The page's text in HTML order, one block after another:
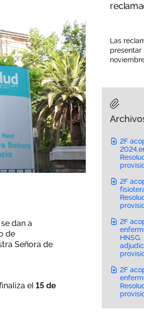
dan a
de
Señora de
el 15 de
Las
presentar
2F
2F
2F
2F